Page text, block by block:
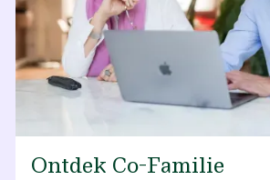
Ontdek Co-Familie